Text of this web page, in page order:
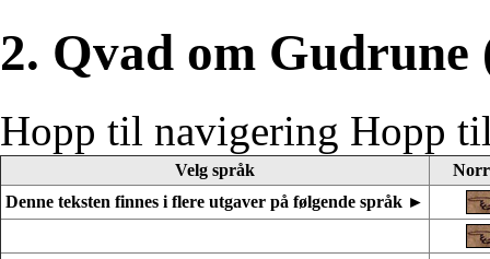
2. Qvad om Gudrune
Hopp til navigering Hopp
Velg språk
Denne teksten finnes i flere utgaver på følgende språk ►